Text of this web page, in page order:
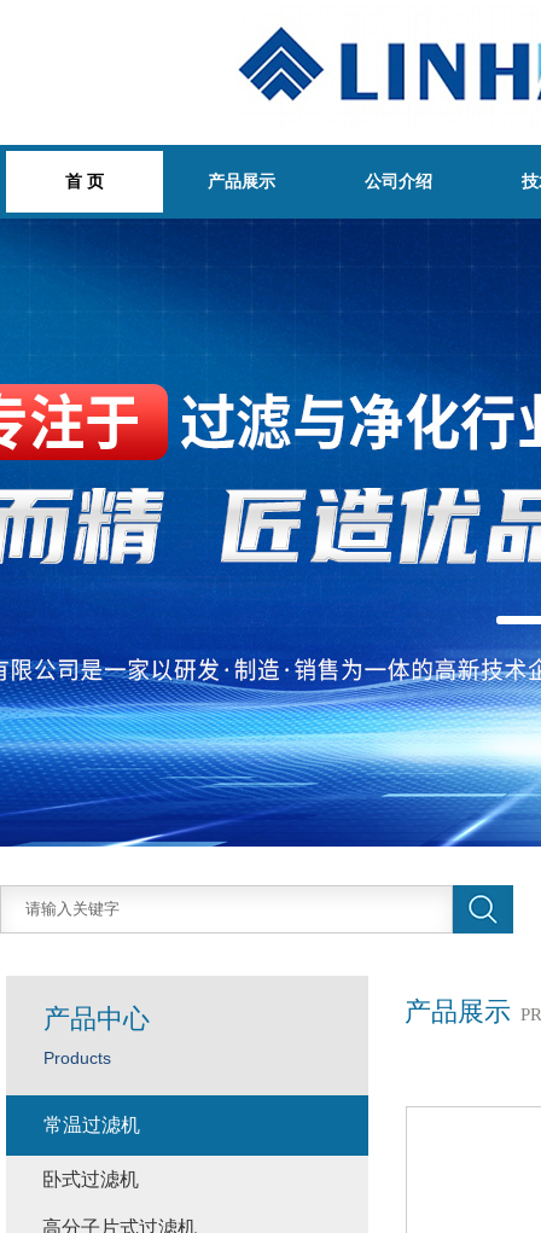
首 页 产品展示 公司介绍
产品展示
产品中心
Products
常温过滤机
卧式过滤机
高分子片式过滤机